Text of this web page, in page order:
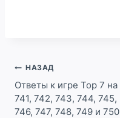
Навигация
по
записям
НАЗАД
Ответы к игре Top 7 на
741, 742, 743, 744, 745,
746, 747, 748, 749 и 750